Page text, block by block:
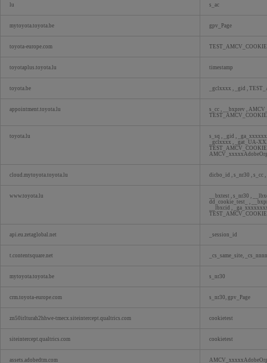
lu s_ac
mytoyota.toyota.be gpv_Page
toyota-europe.com
toyotaplus.toyota.lu timestamp
toyota.be _gclxxxx , _gid ,
appointment.toyota.lu s_cc , __bxprev ,
toyota.lu s_sq , _gid ,
_gclxxxx , _gat_UA-
AMCV_xxxxxAdobeOrg
cloud.mytoyota.toyota.lu dicbo_id , s_nr30 , s_cc ,
www.toyota.lu __bxtest , s_nr30 ,
dd_cookie_test_ ,
__lbxcid ,
api.eu.zetaglobal.net _session_id
t.contentsquare.net _cs_same_site,
mytoyota.toyota.be s_nr30
crm.toyota-europe.com s_nr30, gpv_Page
zn50irlturah2hhwe-tmecx.siteintercept.qualtrics.com cookietest
siteintercept.qualtrics.com cookietest
assets.adobedtm.com